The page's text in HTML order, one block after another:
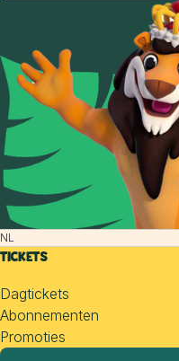
NL
TICKETS
Dagtickets
Abonnementen
Promoties